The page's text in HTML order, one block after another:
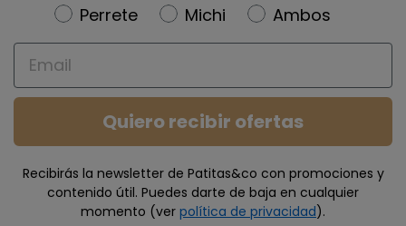
Newsletter
Perrete Michi
Ambos
Email
Quiero recibir ofertas
Recibirás la newsletter de Patitas&co con promociones y
contenido útil. Puedes darte de baja en cualquier
momento (ver política de privacidad).